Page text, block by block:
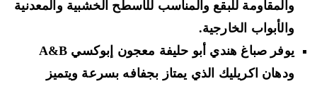
والمقاومة للبقع والمناسب للأسطح الخشبية والمعدنية
والأبواب الخارجية.
يوفر صباغ هندي أبو حليفةمعجون إبوكسي A & B
ودهان اكريليكالذي يمتاز بجفافه بسرعة ويتميز